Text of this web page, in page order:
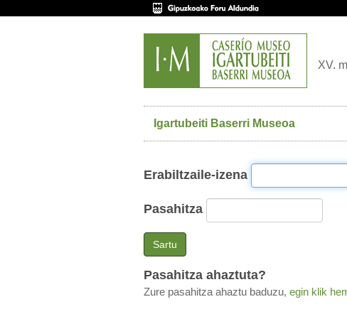
XV.
Igartubeiti Baserri Museoa
Erabiltzaile-izena
Pasahitza
Sartu
Pasahitza ahaztuta?
Zure pasahitza ahaztu baduzu, egin klik